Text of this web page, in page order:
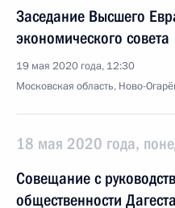
Заседание Высшего
экономического совета
19 мая 2020 года, 12:30
Московская область, Ново-
18 мая 2020 года,
Совещание с
общественности